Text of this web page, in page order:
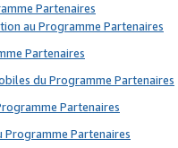
Partenaires
au Programme Partenaires
Partenaires
du Programme Partenaires
Partenaires
Programme Partenaires